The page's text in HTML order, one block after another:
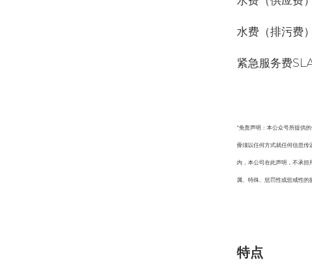
水费（排污费
紧急服务费
*免责声明：本公众号所提供
毋须以任何方式就任何信息传
内，本公司在此声明，不承担
属、特殊、惩罚性或惩戒性的
特点